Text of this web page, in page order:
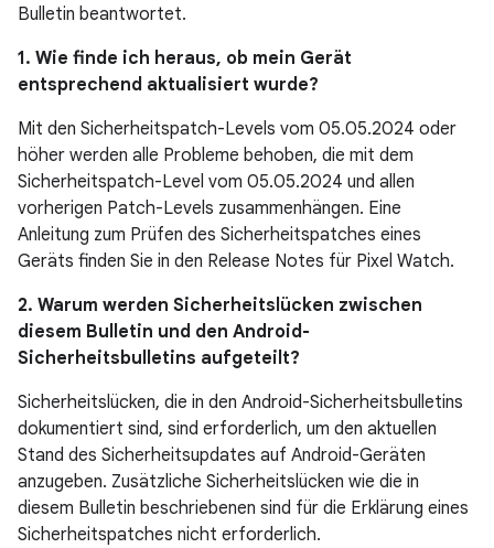
Bulletin beantwortet.
1. Wie finde ich heraus, ob mein Gerät
entsprechend aktualisiert wurde?
Mit den Sicherheitspatch-Levels vom 05.05.2024 oder
höher werden alle Probleme behoben, die mit dem
Sicherheitspatch-Level vom 05.05.2024 und allen
vorherigen Patch-Levels zusammenhängen. Eine
Anleitung zum Prüfen des Sicherheitspatches eines
Geräts finden Sie in den Release Notes für Pixel Watch.
2. Warum werden Sicherheitslücken zwischen
diesem Bulletin und den Android-
Sicherheitsbulletins aufgeteilt?
Sicherheitslücken, die in den Android-Sicherheitsbulletins
dokumentiert sind, sind erforderlich, um den aktuellen
Stand des Sicherheitsupdates auf Android-Geräten
anzugeben. Zusätzliche Sicherheitslücken wie die in
diesem Bulletin beschriebenen sind für die Erklärung eines
Sicherheitspatches nicht erforderlich.